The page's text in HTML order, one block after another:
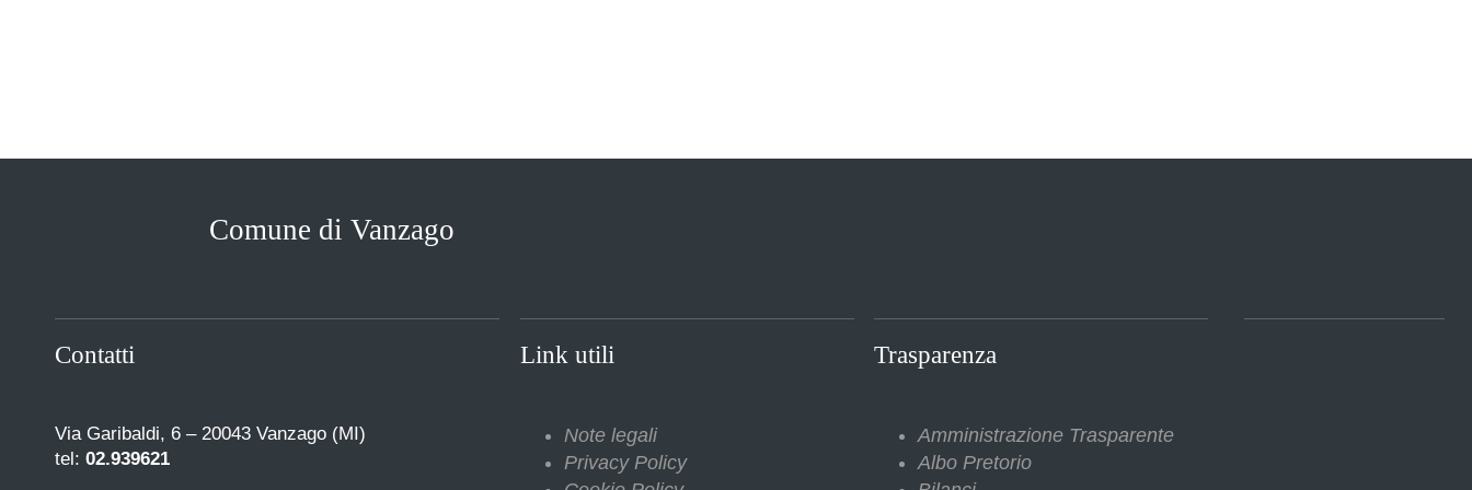
Comune di Vanzago
Contatti
Via Garibaldi, 6 – 20043 Vanzago (MI)
tel: 02.939621
Link utili
Note legali
Privacy Policy
Trasparenza
Amministrazione Trasparente
Albo Pretorio